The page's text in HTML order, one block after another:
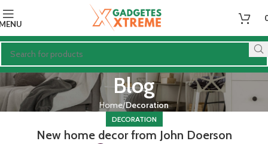
Blog
Home Decoration
DECORATION
New home decor from John Doerson